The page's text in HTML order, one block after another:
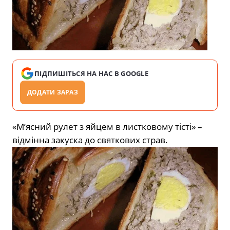
ПІДПИШІТЬСЯ НА НАС В GOOGLE
ДОДАТИ ЗАРАЗ
«М’ясний рулет з яйцем в листковому тісті» –
відмінна закуска до святкових страв.